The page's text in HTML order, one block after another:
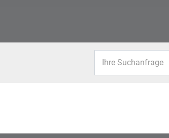
Ihre Suchanfrage